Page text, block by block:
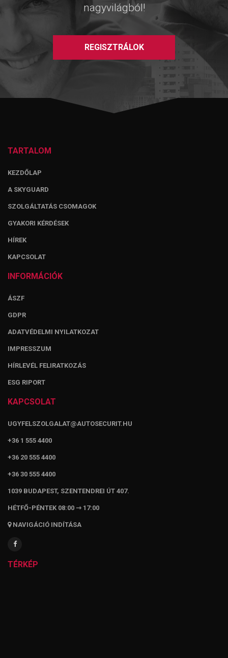
nagyvilágból!
REGISZTRÁLOK
TARTALOM
KEZDŐLAP
A SKYGUARD
SZOLGÁLTATÁS CSOMAGOK
GYAKORI KÉRDÉSEK
HÍREK
KAPCSOLAT
INFORMÁCIÓK
ÁSZF
GDPR
ADATVÉDELMI NYILATKOZAT
IMPRESSZUM
HÍRLEVÉL FELIRATKOZÁS
ESG RIPORT
KAPCSOLAT
UGYFELSZOLGALAT@AUTOSECURIT.HU
+36 1 555 4400
+36 20 555 4400
+36 30 555 4400
1039 BUDAPEST, SZENTENDREI ÚT 407.
HÉTFŐ-PÉNTEK 08:00 ⇾ 17:00
NAVIGÁCIÓ INDÍTÁSA
TÉRKÉP